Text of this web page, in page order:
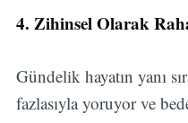
4. Zihinsel Olarak
Gündelik hayatın yanı
fazlasıyla yoruyor ve